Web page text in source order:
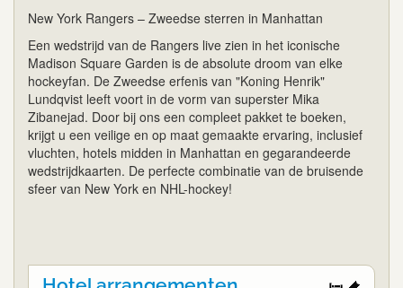
New York Rangers – Zweedse sterren in Manhattan
Een wedstrijd van de Rangers live zien in het iconische
Madison Square Garden is de absolute droom van elke
hockeyfan. De Zweedse erfenis van "Koning Henrik"
Lundqvist leeft voort in de vorm van superster Mika
Zibanejad. Door bij ons een compleet pakket te boeken,
krijgt u een veilige en op maat gemaakte ervaring, inclusief
vluchten, hotels midden in Manhattan en gegarandeerde
wedstrijdkaarten. De perfecte combinatie van de bruisende
sfeer van New York en NHL-hockey!